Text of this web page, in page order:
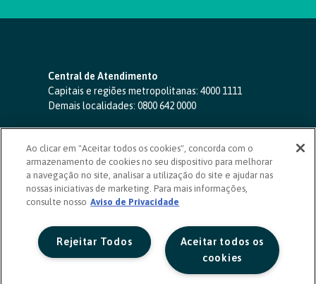
Central de Atendimento
Capitais e regiões metropolitanas: 4000 1111
Demais localidades: 0800 642 0000
SAC 24 horas-0800 724 4420
Ouvidoria
0800 725 0996
(de segunda a sexta, das 8h às 20h)
ouvidoriasicoob.com.br
Deficientes auditivos ou de fala
Ao clicar em "Aceitar todos os cookies", concorda com o
armazenamento de cookies no seu dispositivo para melhorar
a navegação no site, analisar a utilização do site e ajudar nas
nossas iniciativas de marketing. Para mais informações,
consulte nosso Aviso de Privacidade
Aceitar todos os
cookies
Rejeitar Todos